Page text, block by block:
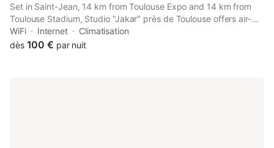
Set in Saint-Jean, 14 km from Toulouse Expo and 14 km from
Toulouse Stadium, Studio "Jakar" près de Toulouse offers air-
conditioned accommodation with a terrace and free WiFi.
WiFi Internet
Climatisation
dès 100 € par nuit